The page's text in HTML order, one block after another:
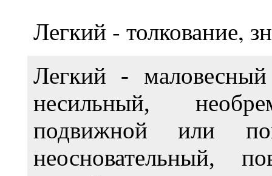
Легкий - толкование,
Легкий -
несильный,
подвижной или
неосновательный,